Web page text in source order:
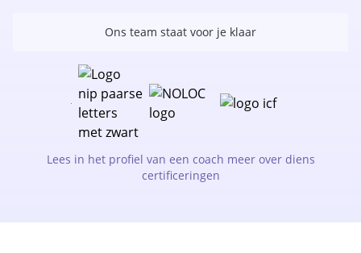
Ons team staat voor je klaar
Lees in het profiel van een coach meer over diens
certificeringen